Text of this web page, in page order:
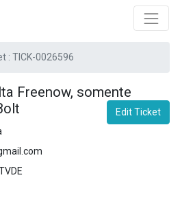
: TICK-0026596
Freenow, somente
Edit Ticket